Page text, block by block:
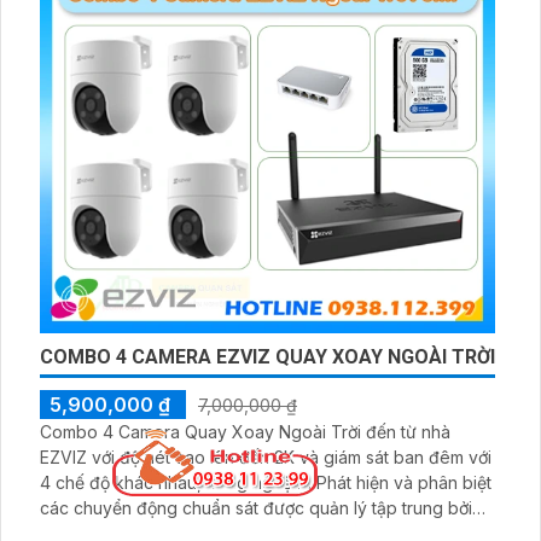
BỘ CAMERA EZVIZ WIFI QUAY QUÉT TRONG NHÀ
900,000 ₫
1,100,000 ₫
Bộ Camera Ezviz WiFi Quay Quét Trong Nhà là bộ
camera quay quét giám sát toàn cảnh khung gian trong
nhà với độ phân giải 4MP cung cấp hình ảnh sắc nét
hồng ngoại đèn led thông minh ban đêm kết hợp với đầu
ghi 8 kênh X5S 8W và ổ cứng 500GB giúp lưu trũ dữ liệu
lâu dài